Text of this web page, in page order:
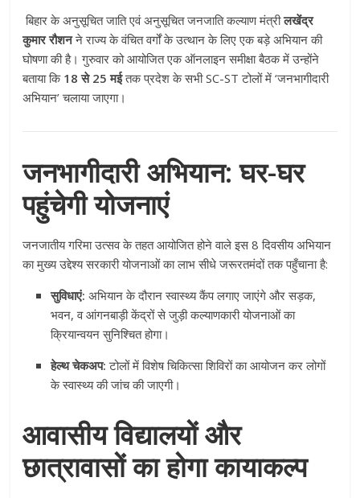
बिहार के अनुसूचित जाति एवं अनुसूचित जनजाति कल्याण मंत्रीलखेंद्र
कुमार रौशनने राज्य के वंचित वर्गों के उत्थान के लिए एक बड़े अभियान की
घोषणा की है। गुरुवार को आयोजित एक ऑनलाइन समीक्षा बैठक में उन्होंने
बताया कि 18 से 25 मईतक प्रदेश के सभी SC-ST टोलों में ‘जनभागीदारी
अभियान’ चलाया जाएगा।
जनभागीदारी अभियान: घर-घर
पहुंचेगी योजनाएं
जनजातीय गरिमा उत्सव के तहत आयोजित होने वाले इस 8 दिवसीय अभियान
का मुख्य उद्देश्य सरकारी योजनाओं का लाभ सीधे जरूरतमंदों तक पहुँचाना है:
सुविधाएं: अभियान के दौरान स्वास्थ्य कैंप लगाए जाएंगे और सड़क,
भवन, व आंगनबाड़ी केंद्रों से जुड़ी कल्याणकारी योजनाओं का
क्रियान्वयन सुनिश्चित होगा।
हेल्थ चेकअप: टोलों में विशेष चिकित्सा शिविरों का आयोजन कर लोगों
के स्वास्थ्य की जांच की जाएगी।
आवासीय विद्यालयों और
छात्रावासों का होगा कायाकल्प